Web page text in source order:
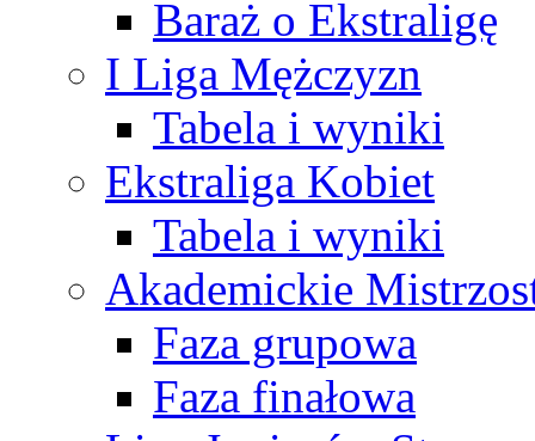
Baraż o Ekstraligę
I Liga Mężczyzn
Tabela i wyniki
Ekstraliga Kobiet
Tabela i wyniki
Akademickie
Faza grupowa
Faza finałowa